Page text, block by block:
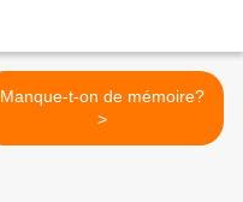
Manque-t-on de mémoire?
>